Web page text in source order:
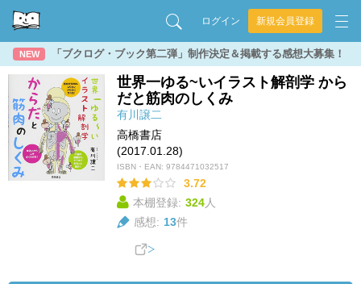
ログイン 新規会員登録
NEW 「ブクログ・ブック第二弾」制作決定＆掲載する感想大募集！
世界一ゆる~いイラスト解剖学 から
だと筋肉のしくみ
有川譲二
高橋書店
(2017.01.28)
ISBN・EAN: 9784471032517
3.72
本棚登録: 324人
感想: 13件